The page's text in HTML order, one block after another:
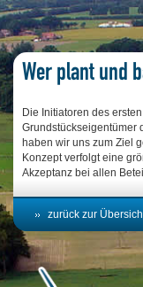
Wer plant und
Die Initiatoren des
Grundstückseigentümer
haben wir uns zum Ziel
Konzept verfolgt eine
Akzeptanz bei allen
zurück zur